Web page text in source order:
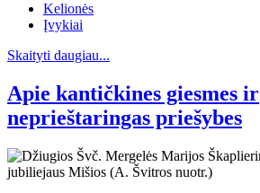
Kelionės
Įvykiai
Skaityti daugiau...
Apie kantičkines giesmes ir
neprieštaringas priešybes